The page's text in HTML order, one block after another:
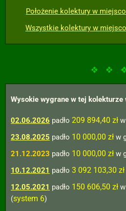
Położenie kolektury w
Wszystkie kolektury w
Wysokie wygrane w tej
02.06.2026 padło 209 894,40 zł
23.08.2025 padło 10 000,00 zł w
21.12.2023 padło 10 000,00 zł w
10.12.2021 padło 3 092 103,30 zł
12.05.2021 padło 150 606,50 zł
(system 6)